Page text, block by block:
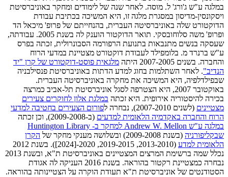
במלגה ע"ש ג'ורג' ל. מוסה. לאחר שנה של לימודים ומחקר באוניברסיטת
ויסקונסין-מדיסון במסגרת מלגה זו, היא המשיכה בכתיבת עבודת
הדוקטורט שלה באוניברסיטה העברית, בהנחייתם של פרופ' מיכאל הד
ופרופ' משה סלוחובסקי. תואר הדוקטור הוענק לה בשנת 2005. עבודתה,
שעסקה בנשים מתנבאות בתנועת הרפורמה הסבונרולית, זכתה בפרס
ע"ש ברנרד מ. בלומפילד לעבודת דוקטורט מצטיינת במדעי הרוח
והחברה. בשנים 2007-2005 היתה
מלגאית פוסט-דוקטורט של קרן "יד
הנדיב". לאחר השתלמות בחוג למדע הדתות באוניברסיטת פנסילבניה
שבפילדלפיה, היא המשיכה את מחקרה באוניברסיטה העברית.
באוקטובר 2007, היא הצטרפה לסגל אוניברסיטת תל-אביב כמרצה
בכירה להיסטוריה אירופית. היא זכתה במלגת אלון לחוקרים צעירים
מצטיינים (לשנים 2007-2010), נבחרה ל
פורום הצעירים בחטיבה למדעי
הרוח והחברה באקדמיה הלאומית למדעים (ב-2009-2008), וכן זכתה
במלגה ע"ש Andrew W. Mellon למחקר ב- Huntington Library
שבקליפורניה (בשנת 2009-2008) ובשלושה מענקי מחקר של
הקרן
הלאומית למדע
(2013-2010, 2019-2015, 2020-[2024]). בשנת 2012
נכלל שמה ברשימת המרצים המצטיינים באוניברסיטת ת"א, ובשנת 2013
נבחרה כמצטיינת רקטור בהוראה. בשנת 2016 העניקה לה אגודת
הסטודנטים של אוניברסיטת ת"א תעודת הוקרה על הצטיינותה בהוראה.